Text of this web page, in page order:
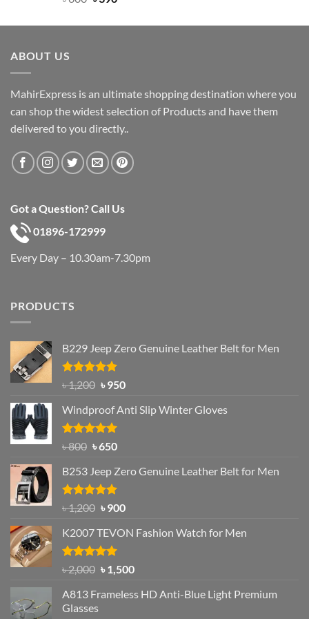
was: is:
ABOUT US
MahirExpress is an ultimate shopping destination where you
can shop the widest selection of Products and have them
delivered to you directly..
Got a Question? Call Us
01896-172999
Every Day – 10.30am-7.30pm
PRODUCTS
B229 Jeep Zero Genuine Leather Belt for Men
Rated4.92
out of 5
৳1,200 Original
was:
৳ 1,200.
৳950Current
is:
Windproof Anti Slip Winter Gloves
Rated4.97
৳800 Original
was:
৳ 800.
৳650Current
is:
৳ 650.
B253 Jeep Zero Genuine Leather Belt for Men
Rated5.00
out of 5
৳1,200 Original
was:
৳ 1,200.
৳900Current
is:
K2007 TEVON Fashion Watch for Men
Rated4.93
out of 5
৳2,000 Original
was:
৳1,500Current
is:
A813 Frameless HD Anti-Blue Light Premium
Glasses